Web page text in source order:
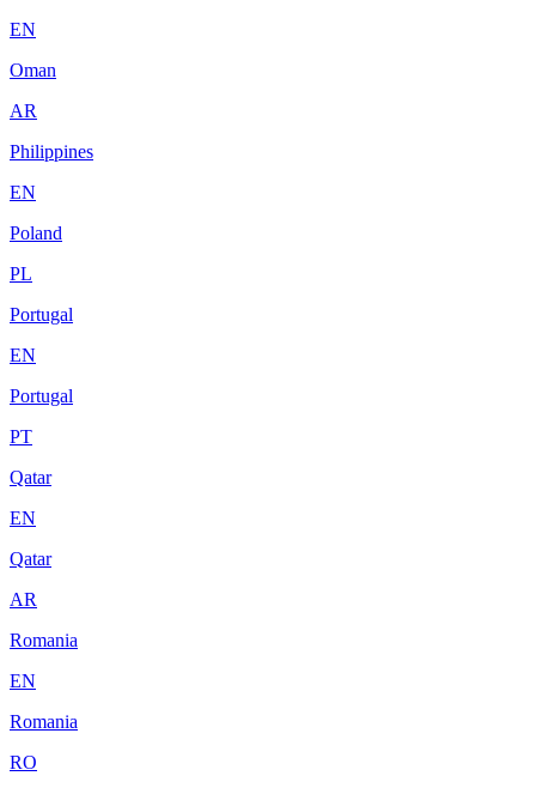
EN
Oman
AR
Philippines
EN
Poland
PL
Portugal
EN
Portugal
PT
Qatar
EN
Qatar
AR
Romania
EN
Romania
RO